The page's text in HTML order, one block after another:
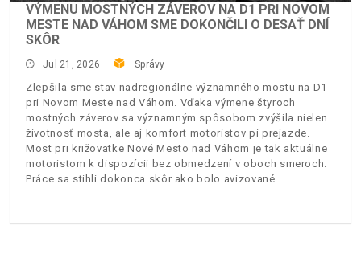
VÝMENU MOSTNÝCH ZÁVEROV NA D1 PRI NOVOM
MESTE NAD VÁHOM SME DOKONČILI O DESAŤ DNÍ
SKÔR
Jul 21, 2026 Správy
Zlepšila sme stav nadregionálne významného mostu na D1
pri Novom Meste nad Váhom. Vďaka výmene štyroch
mostných záverov sa významným spôsobom zvýšila nielen
životnosť mosta, ale aj komfort motoristov pi prejazde.
Most pri križovatke Nové Mesto nad Váhom je tak aktuálne
motoristom k dispozícii bez obmedzení v oboch smeroch.
Práce sa stihli dokonca skôr ako bolo avizované.